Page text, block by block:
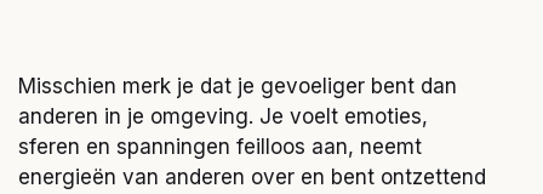
Misschien merk je dat je gevoeliger bent dan
anderen in je omgeving. Je voelt emoties,
sferen en spanningen feilloos aan, neemt
energieën van anderen over en bent ontzettend